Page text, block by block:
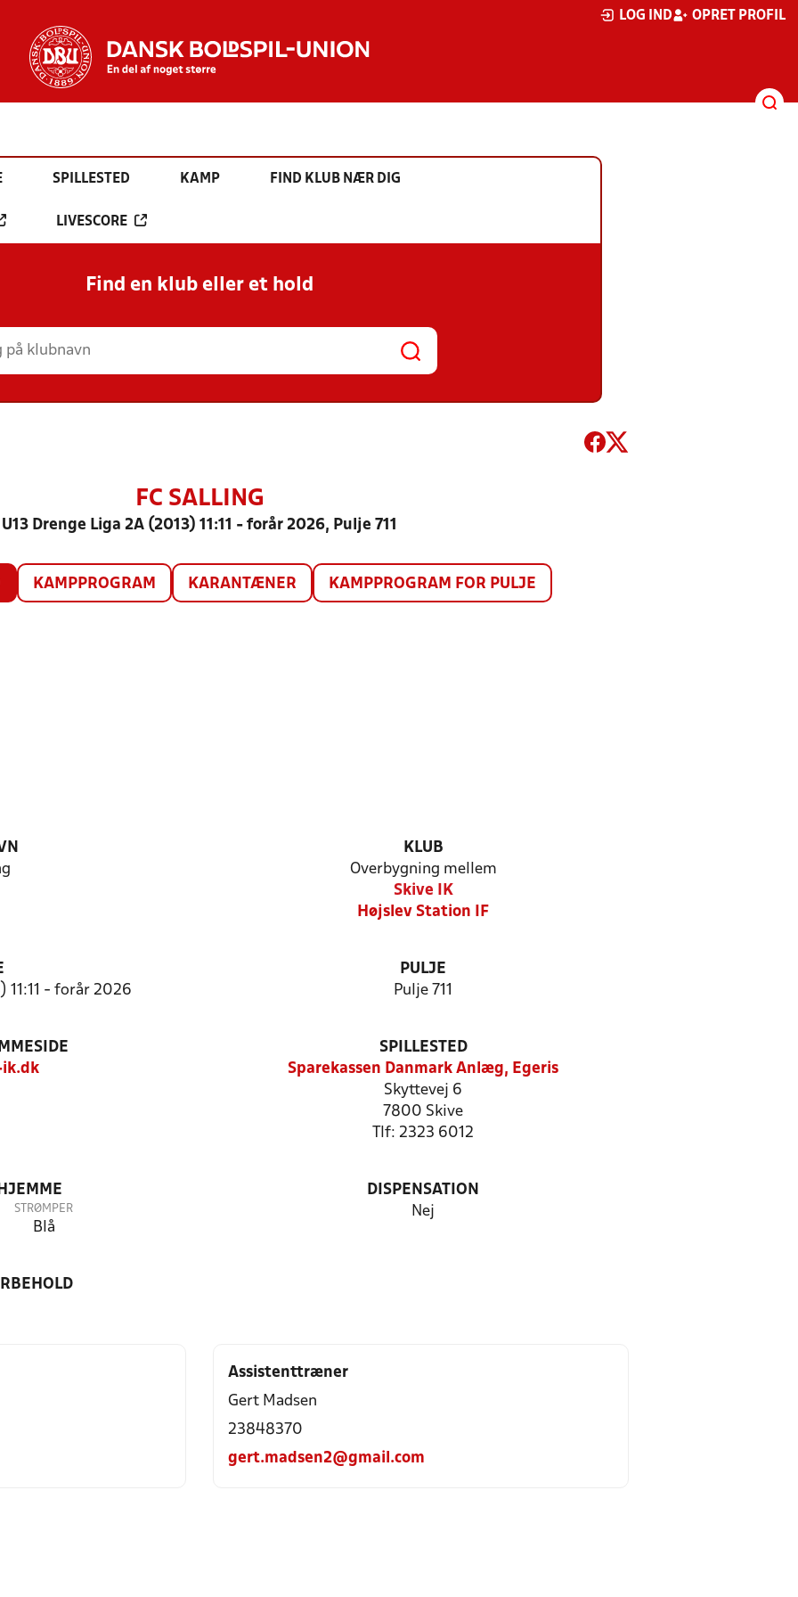
LOG IND OPRET PROFIL
SPILLESTED KAMP FIND KLUB NÆR DIG
LIVESCORE
Find en klub eller et hold
FC SALLING
U13 Drenge Liga 2A (2013) 11:11 - forår 2026, Pulje 711
KAMPPROGRAM KARANTÆNER KAMPPROGRAM FOR PULJE
KLUB
Overbygning mellem
Skive IK
Højslev Station IF
11:11 - forår 2026
PULJE
Pulje 711
SPILLESTED
Sparekassen Danmark Anlæg, Egeris
Skyttevej 6
7800 Skive
Tlf: 2323 6012
STRØMPER
Blå
DISPENSATION
Nej
Assistenttræner
Gert Madsen
23848370
gert.madsen2@gmail.com